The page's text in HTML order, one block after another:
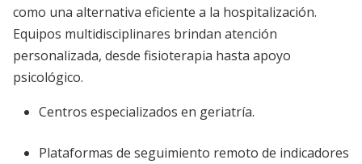
como una alternativa eficiente a la hospitalización.
Equipos multidisciplinares brindan atención
personalizada, desde fisioterapia hasta apoyo
psicológico.
Centros especializados en geriatría.
Plataformas de seguimiento remoto de indicadores